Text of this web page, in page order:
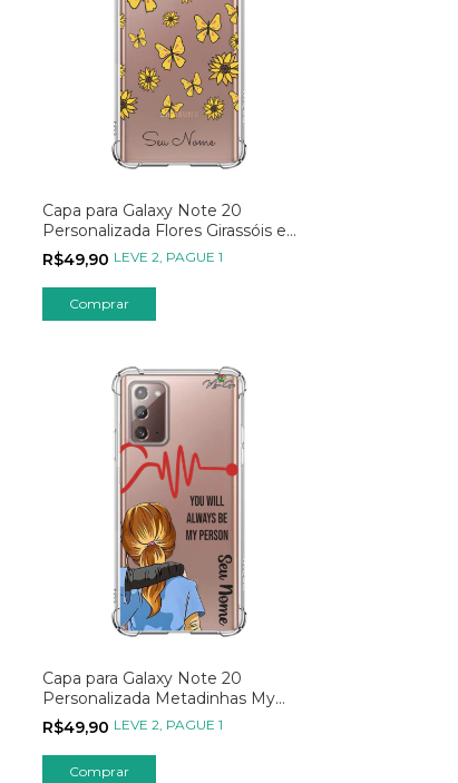
Capa para Galaxy Note 20
Personalizada Flores Girassóis e
Borboletas
R$49,90 LEVE 2, PAGUE 1
Capa para Galaxy Note 20
Personalizada Metadinhas My
Person - Parte 02
R$49,90 LEVE 2, PAGUE 1